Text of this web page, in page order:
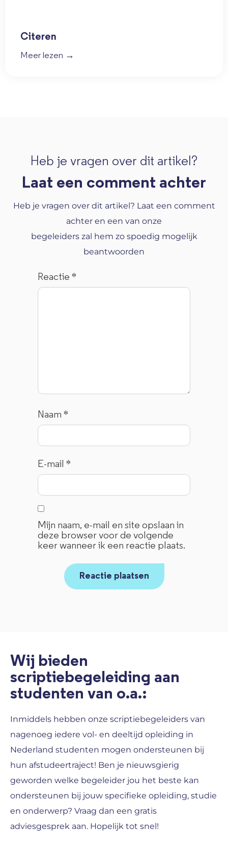
Citeren
Meer lezen →
Heb je vragen over dit artikel?
Laat een comment achter
Heb je vragen over dit artikel? Laat een comment
achter en een van onze
begeleiders zal hem zo spoedig mogelijk
beantwoorden
Reactie*
Naam*
E-mail*
Mijn naam, e-mail en site opslaan in
deze browser voor de volgende
keer wanneer ik een reactie plaats.
Wij bieden
scriptiebegeleiding aan
studenten van o.a.:
Inmiddels hebben onze scriptiebegeleiders van
nagenoeg iedere vol- en deeltijd opleiding in
Nederland studenten mogen ondersteunen bij
hun afstudeertraject! Ben je nieuwsgierig
geworden welke begeleider jou het beste kan
ondersteunen bij jouw specifieke opleiding, studie
en onderwerp? Vraag dan een gratis
adviesgesprek aan. Hopelijk tot snel!